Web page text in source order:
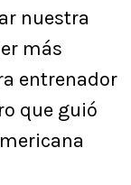
nuestra
más
entrenador
que guió